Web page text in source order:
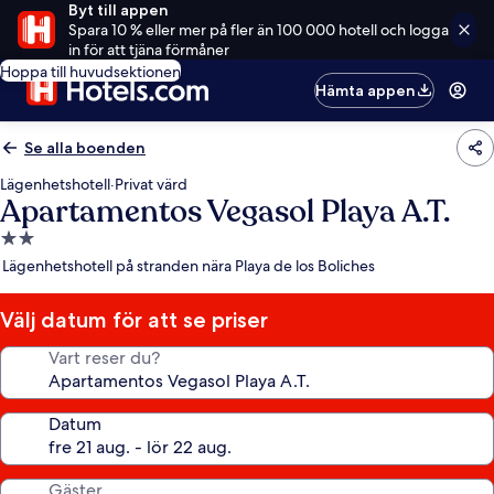
Byt till appen
Spara 10 % eller mer på fler än 100 000 hotell och logga
in för att tjäna förmåner
Hoppa till huvudsektionen
Hämta appen
Se alla boenden
Lägenhetshotell·Privat värd
Apartamentos Vegasol Playa A.T.
2.0-
stjärnigt
Lägenhetshotell på stranden nära Playa de los Boliches
Välj datum för att se priser
Vart reser du?
Datum